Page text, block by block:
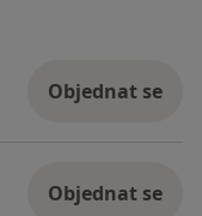
Objednat se
Objednat se